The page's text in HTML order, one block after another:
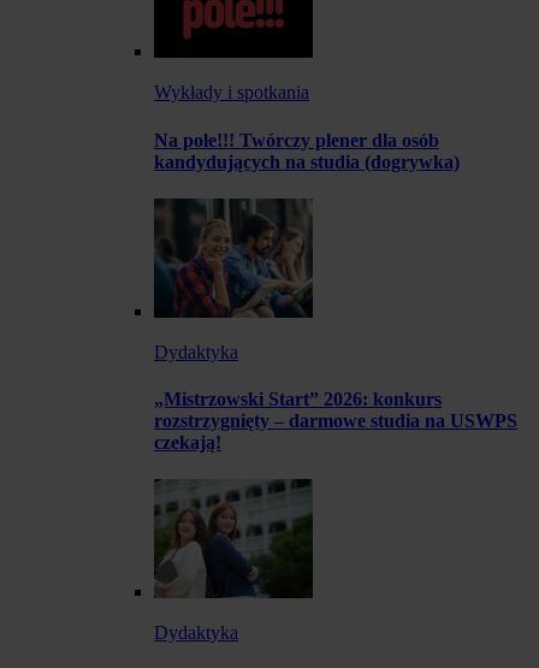
Wykłady i spotkania
Na pole!!! Twórczy plener dla osób
kandydujących na studia (dogrywka)
Dydaktyka
„Mistrzowski Start” 2026: konkurs
rozstrzygnięty – darmowe studia na USWPS
czekają!
Dydaktyka